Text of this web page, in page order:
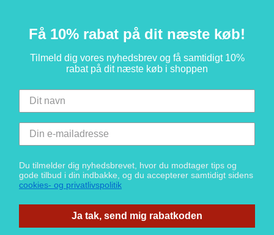
Få 10% rabat på dit næste køb!
Tilmeld dig vores nyhedsbrev og få samtidigt 10%
rabat på dit næste køb i shoppen
Du tilmelder dig nyhedsbrevet, hvor du modtager tips og
gode tilbud i din indbakke, og du accepterer samtidigt sidens
cookies- og privatlivspolitik
Ja tak, send mig rabatkoden